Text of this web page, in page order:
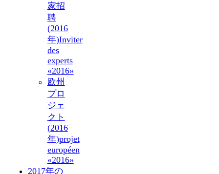
家招
聘
(2016
年)Inviter
des
experts
«2016»
欧州
プロ
ジェ
クト
(2016
年)projet
européen
«2016»
2017年の